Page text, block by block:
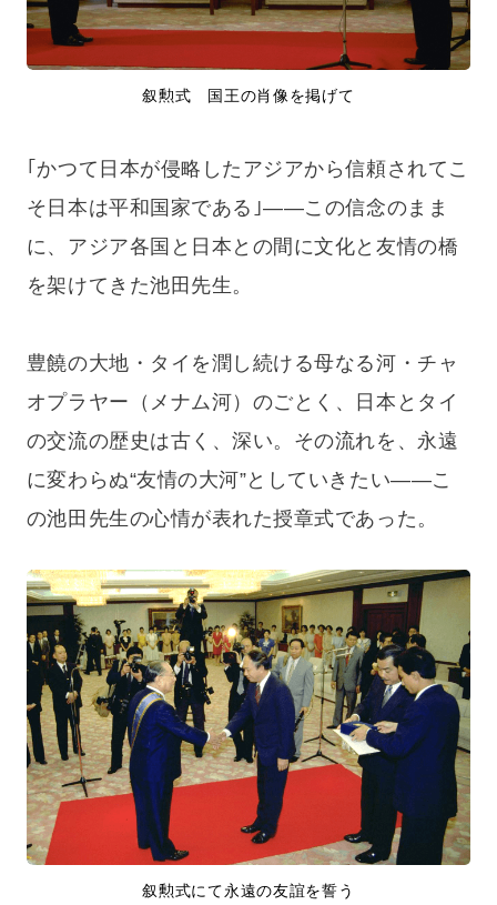
叙勲式 国王の肖像を掲げて
叙勲式にて永遠の友誼を誓う
｢かつて日本が侵略したアジアから信頼されてこ
そ日本は平和国家である｣——この信念のまま
に、アジア各国と日本との間に文化と友情の橋
を架けてきた池田先生。
豊饒の大地・タイを潤し続ける母なる河・チャ
オプラヤー（メナム河）のごとく、日本とタイ
の交流の歴史は古く、深い。その流れを、永遠
に変わらぬ“友情の大河”としていきたい——こ
の池田先生の心情が表れた授章式であった。